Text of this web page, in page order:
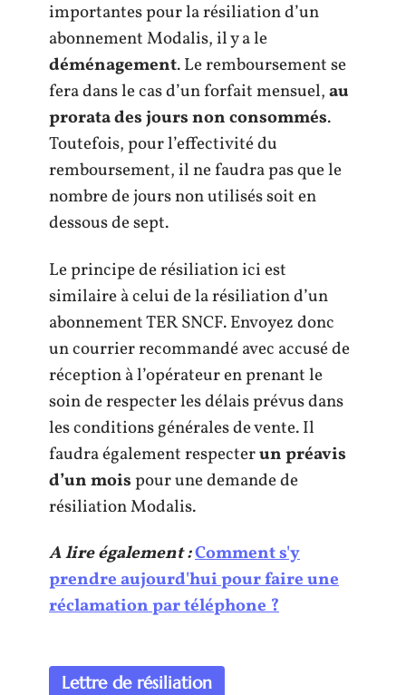
importantes pour la résiliation d’un
abonnement Modalis, il y a le
déménagement. Le remboursement se
fera dans le cas d’un forfait mensuel,au
prorata des jours non consommés.
Toutefois, pour l’effectivité du
remboursement, il ne faudra pas que le
nombre de jours non utilisés soit en
dessous de sept.
Le principe de résiliation ici est
similaire à celui de la résiliation d’un
abonnement TER SNCF. Envoyez donc
un courrier recommandé avec accusé de
réception à l’opérateur en prenant le
soin de respecter les délais prévus dans
les conditions générales de vente. Il
faudra également respecterun préavis
d’un moispour une demande de
résiliation Modalis.
A lire également :Comment s'y
prendre aujourd'hui pour faire une
réclamation par téléphone ?
Lettre de résiliation